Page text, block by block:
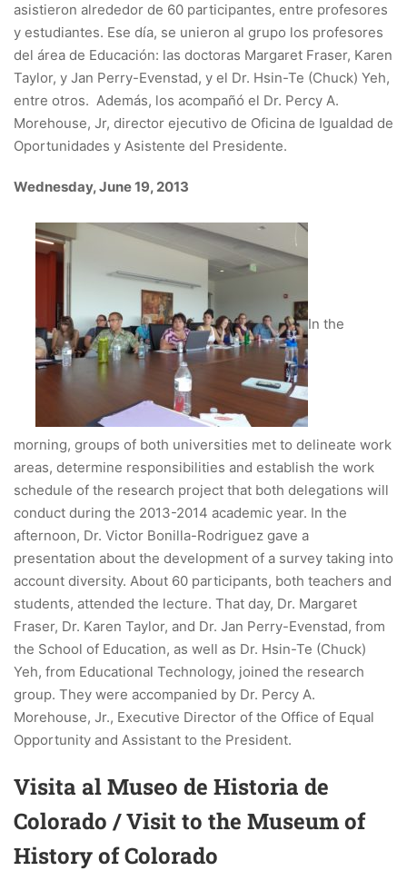
asistieron alrededor de 60 participantes, entre profesores
y estudiantes. Ese día, se unieron al grupo los profesores
del área de Educación: las doctoras Margaret Fraser, Karen
Taylor, y Jan Perry-Evenstad, y el Dr. Hsin-Te (Chuck) Yeh,
entre otros. Además, los acompañó el Dr. Percy A.
Morehouse, Jr, director ejecutivo de Oficina de Igualdad de
Oportunidades y Asistente del Presidente.
Wednesday, June 19, 2013
In the
morning, groups of both universities met to delineate work
areas, determine responsibilities and establish the work
schedule of the research project that both delegations will
conduct during the 2013-2014 academic year. In the
afternoon, Dr. Victor Bonilla-Rodriguez gave a
presentation about the development of a survey taking into
account diversity. About 60 participants, both teachers and
students, attended the lecture. That day, Dr. Margaret
Fraser, Dr. Karen Taylor, and Dr. Jan Perry-Evenstad, from
the School of Education, as well as Dr. Hsin-Te (Chuck)
Yeh, from Educational Technology, joined the research
group. They were accompanied by Dr. Percy A.
Morehouse, Jr., Executive Director of the Office of Equal
Opportunity and Assistant to the President.
Visita al Museo de Historia de
Colorado / Visit to the Museum of
History of Colorado